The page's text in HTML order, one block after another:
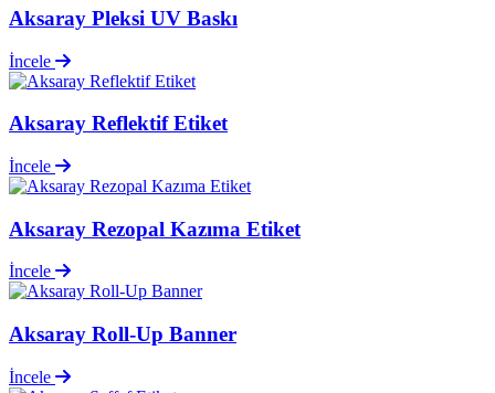
Aksaray Pleksi UV Baskı
İncele
Aksaray Reflektif Etiket
İncele
Aksaray Rezopal Kazıma Etiket
İncele
Aksaray Roll-Up Banner
İncele